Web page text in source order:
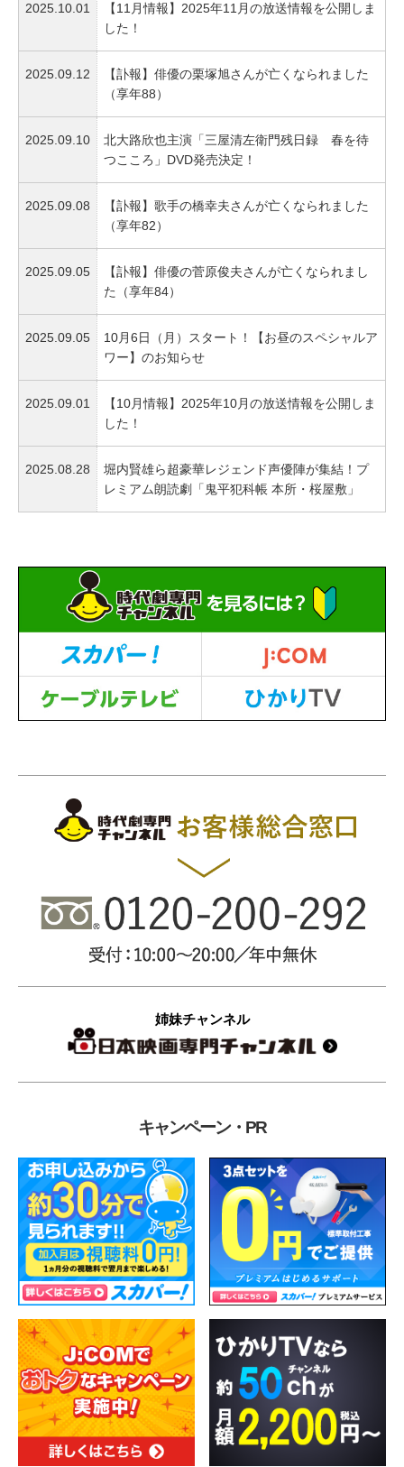
2025.10.01
【11月情報】2025年11月の放送情報を公開しま
した！
2025.09.12
【訃報】俳優の栗塚旭さんが亡くなられました
（享年88）
2025.09.10
北大路欣也主演「三屋清左衛⾨残⽇録 春を待
つこころ」DVD発売決定！
2025.09.08
【訃報】歌手の橋幸夫さんが亡くなられました
（享年82）
2025.09.05
【訃報】俳優の菅原俊夫さんが亡くなられまし
た（享年84）
2025.09.05
10月6日（月）スタート！【お昼のスペシャルア
ワー】のお知らせ
2025.09.01
【10月情報】2025年10月の放送情報を公開しま
した！
2025.08.28
堀内賢雄ら超豪華レジェンド声優陣が集結！プ
レミアム朗読劇「鬼平犯科帳 本所・桜屋敷」
姉妹チャンネル
キャンペーン・PR